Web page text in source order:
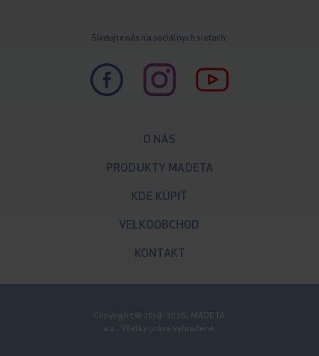
Sledujte nás na sociálnych sieťach:
O NÁS
PRODUKTY MADETA
KDE KÚPIŤ
VELKOOBCHOD
KONTAKT
Copyright © 2019-2026, MADETA
a.s., Všetky práva vyhradené.